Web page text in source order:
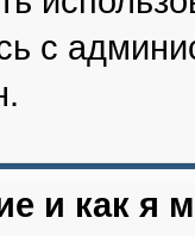
с
и как я